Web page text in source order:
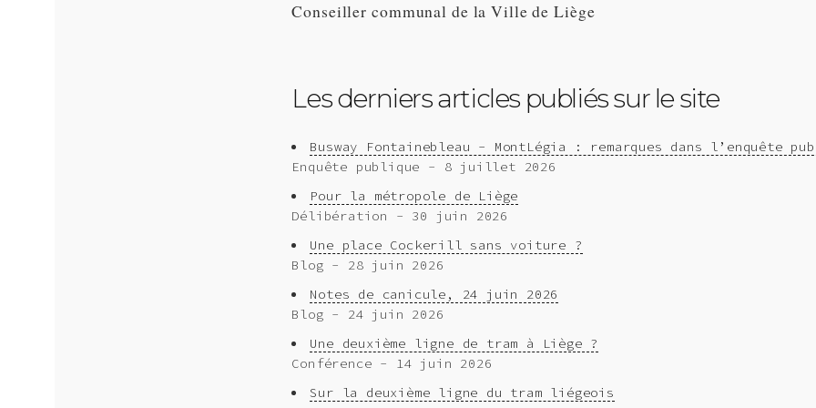
Conseiller communal de la Ville de Liège
Les derniers articles publiés sur le site
Busway Fontainebleau - MontLégia : remarques dans l’enquête
Enquête publique - 8 juillet 2026
Pour la métropole de Liège
Délibération - 30 juin 2026
Une place Cockerill sans voiture ?
Blog - 28 juin 2026
Notes de canicule, 24 juin 2026
Blog - 24 juin 2026
Une deuxième ligne de tram à Liège ?
Conférence - 14 juin 2026
Sur la deuxième ligne du tram liégeois